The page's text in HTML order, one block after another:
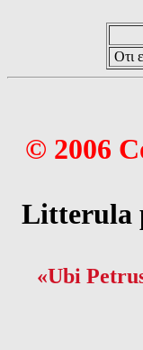
Οτι
© 2006
Litterula
«Ubi